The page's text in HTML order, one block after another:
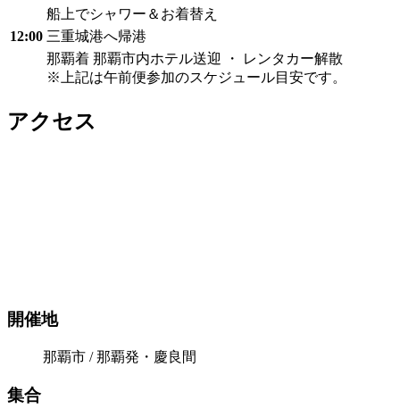
船上でシャワー＆お着替え
12:00 三重城港へ帰港
那覇着 那覇市内ホテル送迎 ・ レンタカー解散
※上記は午前便参加のスケジュール目安です。
アクセス
開催地
那覇市 / 那覇発・慶良間
集合